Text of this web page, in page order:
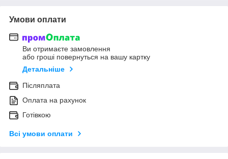
Умови оплати
Ви отримаєте замовлення
або гроші повернуться на вашу картку
Детальніше
Післяплата
Оплата на рахунок
Готівкою
Всі умови оплати